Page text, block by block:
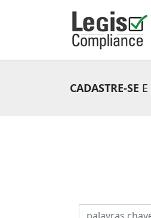
CADASTRE-SE
PESQUISAR